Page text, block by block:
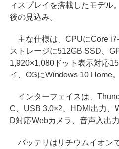
ィスプレイを搭載したモデル
後の見込み。
主な仕様は、CPUにCore i7-
ストレージに512GB SSD、
1,920×1,080ドット表示対応
イ、OSにWindows 10 Home。
インターフェイスは、
C、USB 3.0×2、HDMI出力、
D対応Webカメラ、音声入出
バッテリはリチウムイオン